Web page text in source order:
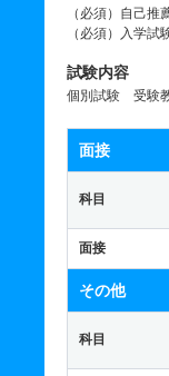
（必須）自己推
（必須）入学試
試験内容
個別試験 受験
面接
科目
面接
その他
科目